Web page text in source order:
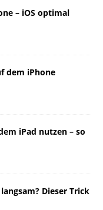
– iOS optimal
dem iPhone
iPad nutzen – so
Dieser Trick